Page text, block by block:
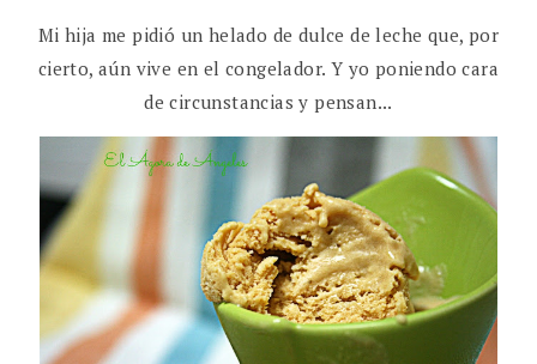
Mi hija me pidió un helado de dulce de leche que, por
cierto, aún vive en el congelador. Y yo poniendo cara
de circunstancias y pensan...